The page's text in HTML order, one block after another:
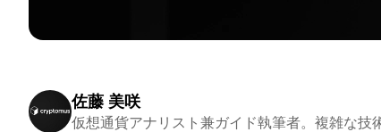
佐藤 美咲
仮想通貨アナリスト兼ガイド執筆者。複雑な技